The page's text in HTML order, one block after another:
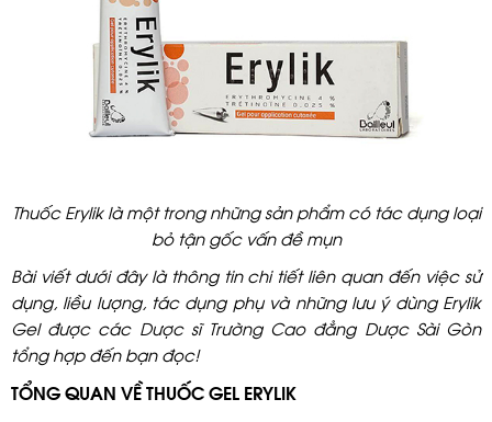
Thuốc Erylik là một trong những sản phẩm có tác dụng loại
bỏ tận gốc vấn đề mụn
Bài viết dưới đây là thông tin chi tiết liên quan đến việc sử
dụng, liều lượng, tác dụng phụ và những lưu ý dùng Erylik
Gel được các Dược sĩ Trường Cao đẳng Dược Sài Gòn
tổng hợp đến bạn đọc!
TỔNG QUAN VỀ THUỐC GEL ERYLIK